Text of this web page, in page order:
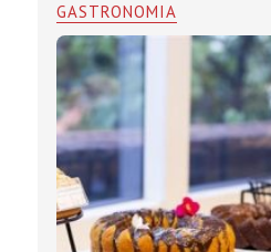
GASTRONOMIA